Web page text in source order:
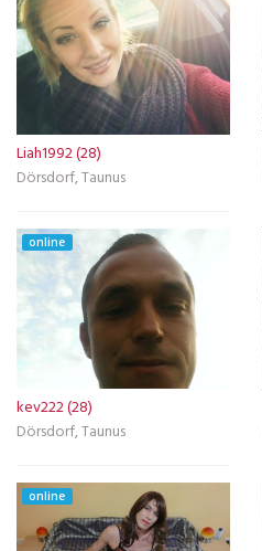
Liah1992 (28)
Dörsdorf, Taunus
online
kev222 (28)
Dörsdorf, Taunus
online